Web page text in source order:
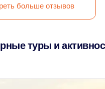
больше отзывов
туры и